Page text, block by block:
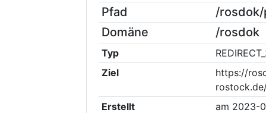
Pfad
/
Domäne
/rosdok
Typ
Ziel
https://
Erstellt
am 2023-